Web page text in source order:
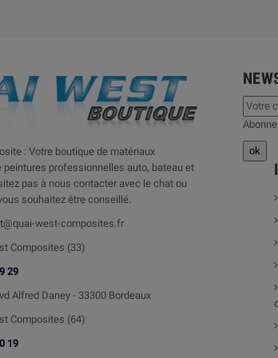
: Votre boutique de matériaux
peintures professionnelles auto, bateau et
pas à nous contacter avec le chat ou
souhaitez être conseillé.
west-composites.fr
Composites (33)
29
Alfred Daney - 33300 Bordeaux
Composites (64)
19